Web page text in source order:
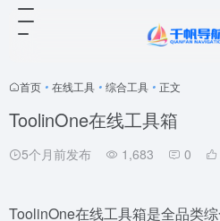
首页 • 在线工具 • 综合工具 • 正文
ToolinOne在线工具箱
5个月前发布 1,683 0
ToolinOne在线工具箱是全品类